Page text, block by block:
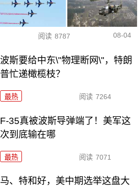
阅读 8787 08-04
波斯要给中东\"物理断网\"，特朗
普忙递橄榄枝？
最热 阅读 7264
F-35真被波斯导弹端了！美军这
次到底输在哪
最热 阅读 7071
马、特和好，美中期选举这盘大